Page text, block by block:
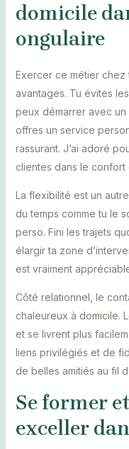
domicile
ongulaire
Exercer ce métier
avantages. Tu évites
peux démarrer avec un
offres un service
rassurant. J’ai adoré
clientes dans le confort
La flexibilité est un
du temps comme tu le
perso. Fini les trajets
élargir ta zone
est vraiment
Côté relationnel, le
chaleureux à domicile.
et se livrent plus
liens privilégiés et de
de belles amitiés au fil
Se former
exceller